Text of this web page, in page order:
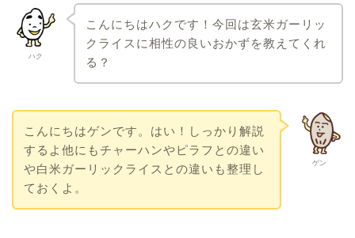
ハク
こんにちはハクです！今回は玄米ガーリッ
クライスに相性の良いおかずを教えてくれ
る？
ゲン
こんにちはゲンです。はい！しっかり解説
するよ他にもチャーハンやピラフとの違い
や白米ガーリックライスとの違いも整理し
ておくよ。